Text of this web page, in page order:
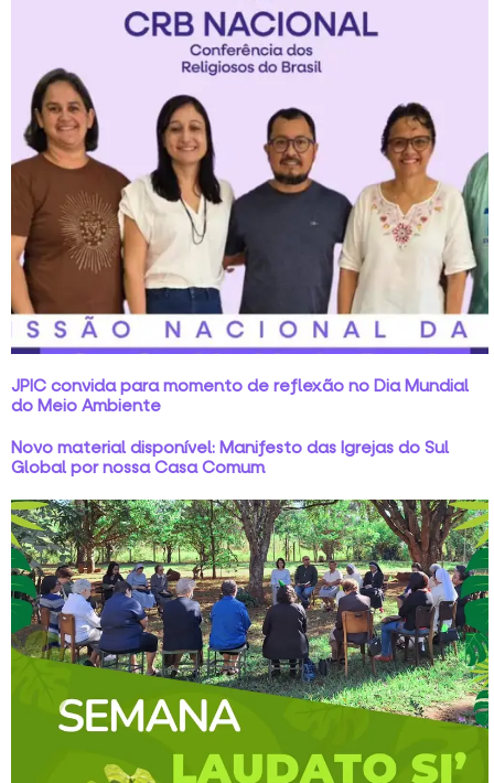
JPIC convida para momento de reflexão no Dia Mundial
do Meio Ambiente
Novo material disponível: Manifesto das Igrejas do Sul
Global por nossa Casa Comum